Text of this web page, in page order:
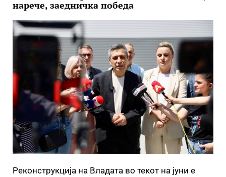
нарече, заедничка победа
Реконструкција на Владата во текот на јуни е